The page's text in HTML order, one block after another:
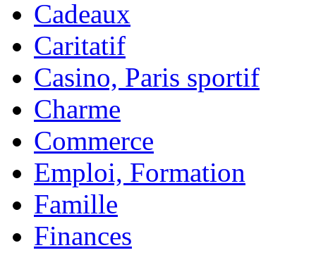
Cadeaux
Caritatif
Casino, Paris sportif
Charme
Commerce
Emploi, Formation
Famille
Finances